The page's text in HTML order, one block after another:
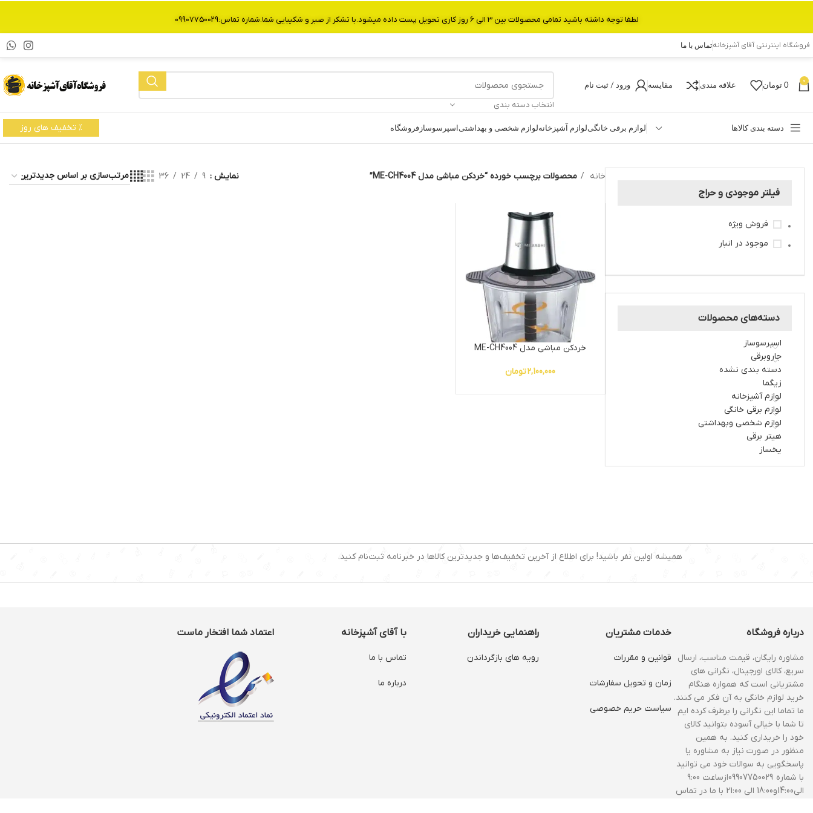
فروشگاه اینترنتی آقای آشپزخانهتماس با ما
0
0 تومان علاقه مندی مقایسه ورود / ثبت نام
انتخاب دسته بندی
دسته بندی کالاها لوازم برقی خانگیلوازم آشپزخانهلوازم شخصی و بهداشتی اسپرسوساز فروشگاه % تخفیف های روز
فیلتر موجودی و حراج
فروش ویژه
موجود در انبار
دسته‌های محصولات
اسپرسوساز
جاروبرقی
دسته بندی نشده
زیگما
لوازم آشپزخانه
لوازم برقی خانگی
لوازم شخصی وبهداشتی
هیتر برقی
یخساز
خانه محصولات برچسب خورده “خردکن مباشی مدل ME-CH4004” نمایش 9
24
36
خردکن مباشی مدل ME-CH4004
2,100,000تومان
همیشه اولین نفر باشید! برای اطلاع از آخرین تخفیف‌ها و جدیدترین کالاها در خبرنامه ثبت‌نام کنید.
درباره فروشگاه
مشاوره رایگان، قیمت مناسب، ارسال
سریع، کالای اورجینال، نگرانی های
مشتریانی است که همواره هنگام
خرید لوازم خانگی به آن فکر می کنند.
ما تماما این نگرانی را برطرف کرده ایم
تا شما با خیالی آسوده بتوانید کالای
خود را خریداری کنید. به همین
منظور در صورت نیاز به مشاوره یا
پاسخگویی به سوالات خود می توانید
با شماره 09907750029ازساعت 9:00
الی14:00و18:00 الی 21:00 با ما در تماس
خدمات مشتریان
قوانین و مقررات
زمان و‌ تحویل سفارشات
سیاست حریم خصوصی
راهنمایی خریداران
رویه های بازگرداندن
با آقای آشپزخانه
تماس با ما
درباره ما
اعتماد شما افتخار ماست
لطفا توجه داشته باشید تمامی محصولات بین 3 الی 6 روز کاری تحویل پست داده میشود.با تشکر از صبر و شکیبایی شما.شماره تماس:09907750029